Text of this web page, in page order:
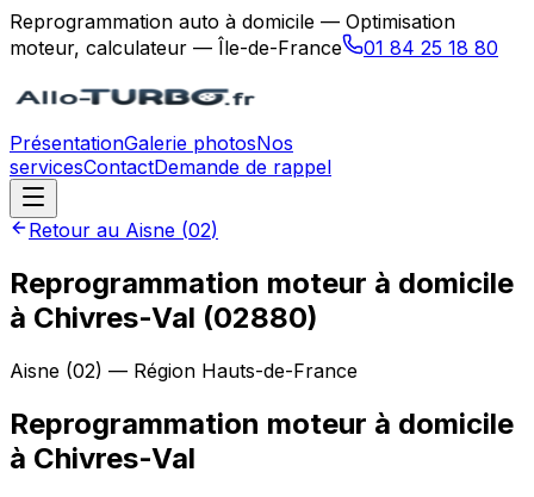
Reprogrammation auto à domicile — Optimisation
moteur, calculateur — Île-de-France
01 84 25 18 80
PrésentationGalerie photosNos
servicesContactDemande de rappel
Retour au Aisne (02)
Reprogrammation moteur à domicile
à Chivres-Val (02880)
Aisne (02) — Région Hauts-de-France
Reprogrammation moteur à domicile
à Chivres-Val